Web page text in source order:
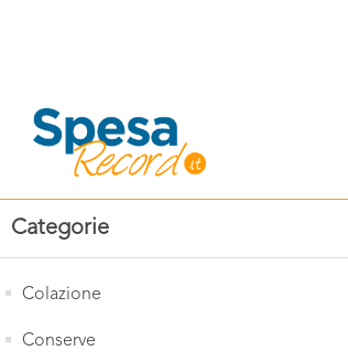
Categorie
Colazione
Conserve